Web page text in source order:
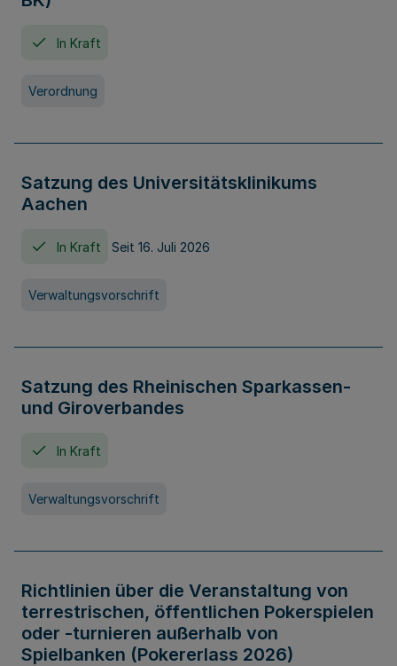
In Kraft
Verordnung
Satzung des Universitätsklinikums
Aachen
In Kraft Seit 16. Juli 2026
Verwaltungsvorschrift
Satzung des Rheinischen Sparkassen-
und Giroverbandes
In Kraft
Verwaltungsvorschrift
Richtlinien über die Veranstaltung von
terrestrischen, öffentlichen Pokerspielen
oder -turnieren außerhalb von
Spielbanken (Pokererlass 2026)